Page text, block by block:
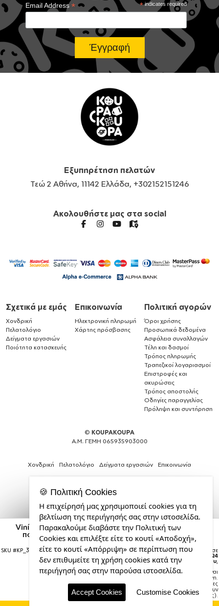
Vinícius Júnior (Βινίσιους Ζούνιορ), Τσάντα πλάτης
πουγκί GYMBAG Μαύρη, με τσέπη (40x48cm) &
χονδρά κορδόνια
SKU #KP_33469_gymbag-bb-black Η παραγγελία σας θα παραδοθεί σε
courier έως την Δευτέρα 24
Αυγούστου,
Σημείωση:Η παράδοση στο courier είναι
εκτιμώμενη.
1–3 εργάσιμες
ημέρες (ενδέχεται να υπάρξουν
καθυστερήσεις).
*indicates required
Email Address*
Εξυπηρέτηση πελατών
Τεώ 2 Αθήνα, 11142 Ελλάδα, +302152151246
Ακολουθήστε μας στα social
Σχετικά με εμάς
Χονδρική
Πελατολόγιο
Δείγματα εργασιών
Ποιότητα κατασκευής
Επικοινωνία
Ηλεκτρονική πληρωμή
Χάρτης πρόσβασης
Πολιτική αγορών
Όροι χρήσης
Προσωπικά δεδομένα
Ασφάλεια συναλλαγών
Τέλη και δασμοί
Τρόπος πληρωμής
Τραπεζικοί λογαριασμοί
Επιστροφές και
ακυρώσεις
Τρόπος αποστολής
Οδηγίες παραγγελίας
Πρόληψη και συντήρηση
© KOUPAKOUPA
Α.Μ. ΓΕΜΗ 065935903000
Χονδρική Πελατολόγιο Δείγματα εργασιών Επικοινωνία
Θέλεις
και
εσύ
μια
επαγγελματική
ιστοσελίδα;
από
την
CDL.gr
🍪 Πολιτική Cookies
Η επιχείρησή μας χρησιμοποιεί cookies για τη
βελτίωση της περιήγησής σας στην ιστοσελίδα.
Παρακαλούμε διαβάστε την Πολιτική των
Cookies και επιλέξτε είτε το κουτί «Αποδοχή»,
είτε το κουτί «Απόρριψη» σε περίπτωση που
δεν επιθυμείτε τη χρήση cookies κατά την
περιήγησή σας στην παρούσα ιστοσελίδα.
Accept Cookies Customise Cookies